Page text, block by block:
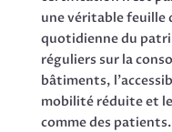
une véritable feuille
quotidienne du
réguliers sur la
bâtiments,
mobilité réduite et
comme des